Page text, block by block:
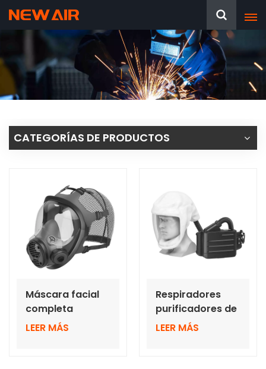
CATEGORÍAS DE PRODUCTOS
Máscara facial
completa
antiimpacto con
LEER MÁS
Respiradores
purificadores de
aire motorizados
LEER MÁS